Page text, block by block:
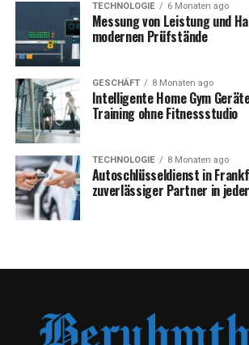
Familienleben bis hin zu fragwürdigen
Bildersammlungen aus ihren
TECHNOLOGIE 6 Monaten ago
Messung von Leistung und
modernen Prüfstände
GESCHÄFT 8 Monaten ago
Intelligente Home Gym
Training ohne Fitnessstudio
TECHNOLOGIE 8 Monaten ago
Autoschlüsseldienst in
zuverlässiger Partner in